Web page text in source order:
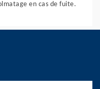
en cas de fuite.